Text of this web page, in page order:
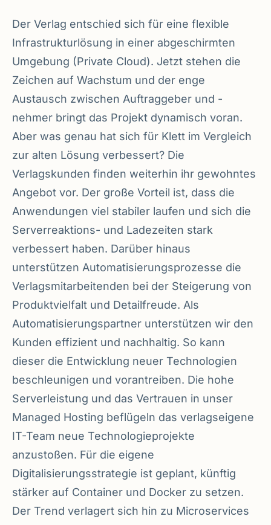
Der Verlag entschied sich für eine flexible
Infrastrukturlösung in einer abgeschirmten
Umgebung (Private Cloud). Jetzt stehen die
Zeichen auf Wachstum und der enge
Austausch zwischen Auftraggeber und -
nehmer bringt das Projekt dynamisch voran.
Aber was genau hat sich für Klett im Vergleich
zur alten Lösung verbessert? Die
Verlagskunden finden weiterhin ihr gewohntes
Angebot vor. Der große Vorteil ist, dass die
Anwendungen viel stabiler laufen und sich die
Serverreaktions- und Ladezeiten stark
verbessert haben. Darüber hinaus
unterstützen Automatisierungsprozesse die
Verlagsmitarbeitenden bei der Steigerung von
Produktvielfalt und Detailfreude. Als
Automatisierungspartner unterstützen wir den
Kunden effizient und nachhaltig. So kann
dieser die Entwicklung neuer Technologien
beschleunigen und vorantreiben. Die hohe
Serverleistung und das Vertrauen in unser
Managed Hosting beflügeln das verlagseigene
IT-Team neue Technologieprojekte
anzustoßen. Für die eigene
Digitalisierungsstrategie ist geplant, künftig
stärker auf Container und Docker zu setzen.
Der Trend verlagert sich hin zu Microservices